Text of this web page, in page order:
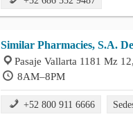
Similar Pharmacies, S.A.
Pasaje Vallarta 1181 Mz
8AM–8PM
+52 800 911 6666